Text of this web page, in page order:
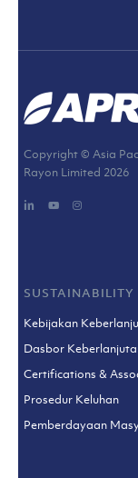
Copyright © Asia
Rayon Limited 2026
SUSTAINABILITY
Kebijakan
Dasbor
Certifications &
Prosedur Keluhan
Pemberdayaan